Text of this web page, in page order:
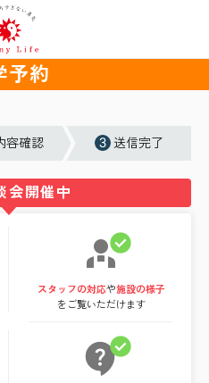
予約
容確認 3 送信完了
会開催中
スタッフの対応や施設の様子
をご覧いただけます